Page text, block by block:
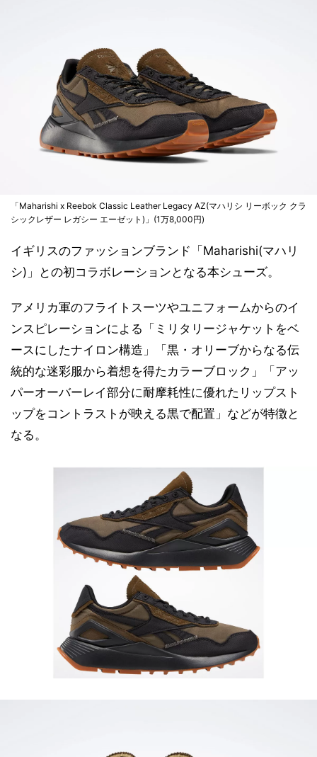
「Maharishi x Reebok Classic Leather Legacy AZ(マハリシ リーボック クラ
シックレザー レガシー エーゼット)」(1万8,000円)
イギリスのファッションブランド「Maharishi(マハリ
シ)」との初コラボレーションとなる本シューズ。
アメリカ軍のフライトスーツやユニフォームからのイ
ンスピレーションによる「ミリタリージャケットをベ
ースにしたナイロン構造」「黒・オリーブからなる伝
統的な迷彩服から着想を得たカラーブロック」「アッ
パーオーバーレイ部分に耐摩耗性に優れたリップスト
ップをコントラストが映える黒で配置」などが特徴と
なる。